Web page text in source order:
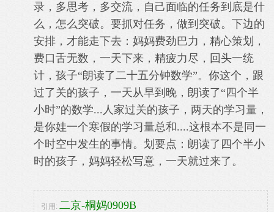
录，多思考，多交流，自己面临的任务到底是什
么，怎么突破。要抓对任务，做到突破。下边的
安排，才能走下去：妈妈费劲巴力，精心策划，
费口舌无数，一天下来，精疲力尽，回头一统
计，孩子“朗读了二十五分钟数学”。你这个，跟
过了关的孩子，一天从早到晚，朗读了“四个半
小时”的数学...人家过关的孩子，两天的学习量，
是你娃一个寒假的学习量总和....这根本不是同一
个时空中发生的事情。划要点：朗读了四个半小
时的孩子，妈妈轻松写意，一天就过来了。
引用: 二京-桐妈0909B